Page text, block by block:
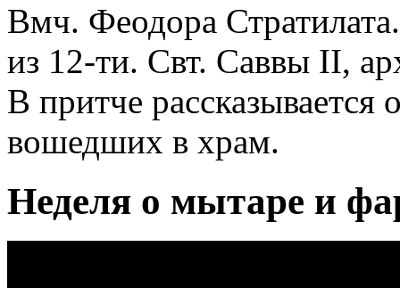
Вмч. Феодора
из 12-ти. Свт. Саввы II,
В притче рассказывается
вошедших в храм.
Неделя о мытаре и